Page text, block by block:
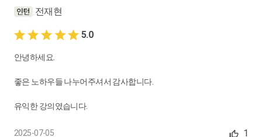
전재현
5.0
안녕하세요.
좋은 노하우들 나누어주셔서 감사합니다.
유익한 강의였습니다.
2025-07-05 1